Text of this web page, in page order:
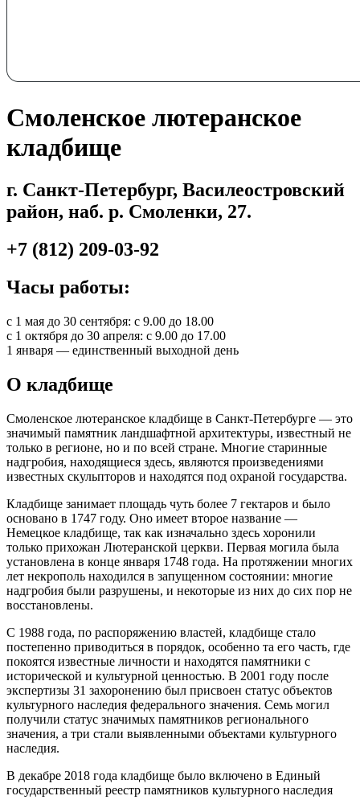
Смоленское лютеранское
кладбище
г. Санкт-Петербург, Василеостровский
район, наб. р. Смоленки, 27.
+7 (812) 209-03-92
Часы работы:
с 1 мая до 30 сентября: с 9.00 до 18.00
с 1 октября до 30 апреля: с 9.00 до 17.00
1 января — единственный выходной день
О кладбище
Смоленское лютеранское кладбище в Санкт-Петербурге — это
значимый памятник ландшафтной архитектуры, известный не
только в регионе, но и по всей стране. Многие старинные
надгробия, находящиеся здесь, являются произведениями
известных скульпторов и находятся под охраной государства.
Кладбище занимает площадь чуть более 7 гектаров и было
основано в 1747 году. Оно имеет второе название —
Немецкое кладбище, так как изначально здесь хоронили
только прихожан Лютеранской церкви. Первая могила была
установлена в конце января 1748 года. На протяжении многих
лет некрополь находился в запущенном состоянии: многие
надгробия были разрушены, и некоторые из них до сих пор не
восстановлены.
С 1988 года, по распоряжению властей, кладбище стало
постепенно приводиться в порядок, особенно та его часть, где
покоятся известные личности и находятся памятники с
исторической и культурной ценностью. В 2001 году после
экспертизы 31 захоронению был присвоен статус объектов
культурного наследия федерального значения. Семь могил
получили статус значимых памятников регионального
значения, а три стали выявленными объектами культурного
наследия.
В декабре 2018 года кладбище было включено в Единый
государственный реестр памятников культурного наследия